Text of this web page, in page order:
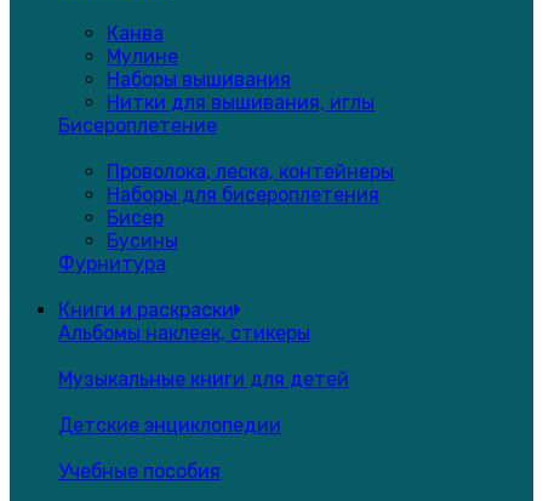
Канва
Мулине
Наборы вышивания
Нитки для вышивания, иглы
Бисероплетение
Проволока, леска, контейнеры
Наборы для бисероплетения
Бисер
Бусины
Фурнитура
Книги и раскраски
Альбомы наклеек, стикеры
Музыкальные книги для детей
Детские энциклопедии
Учебные пособия